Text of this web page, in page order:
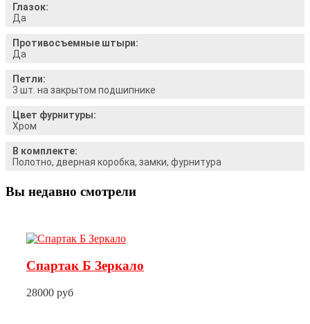
Глазок:
Да
Противосъемные штыри:
Да
Петли:
3 шт. на закрытом подшипнике
Цвет фурнитуры:
Хром
В комплекте:
Полотно, дверная коробка, замки, фурнитура
Вы недавно смотрели
Спартак Б Зеркало
28000 руб